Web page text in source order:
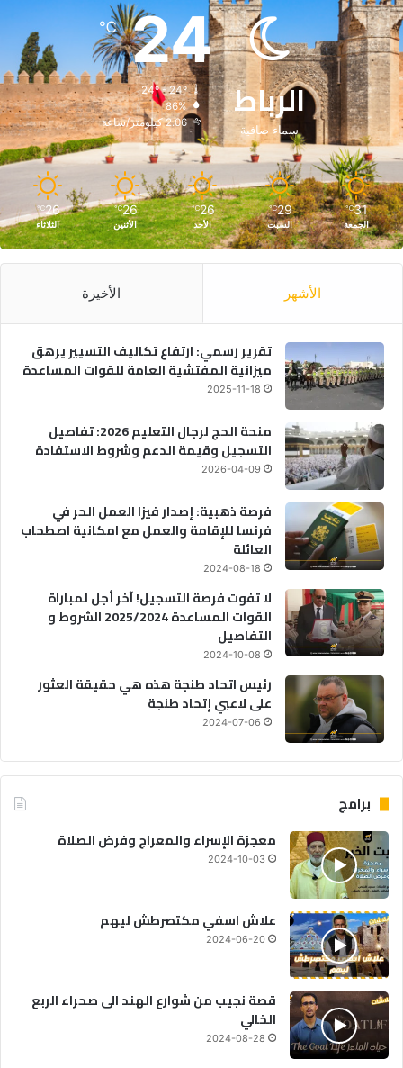
الرباط
سماء صافية
24
℃
24º - 24º
86%
2.06 كيلومتر/ساعة
31
℃
الجمعة
29
℃
السبت
26
℃
الأحد
26
℃
الأثنين
26
℃
الثلاثاء
الأشهر الأخيرة
تقرير رسمي: ارتفاع تكاليف التسيير يرهق
ميزانية المفتشية العامة للقوات المساعدة
2025-11-18
منحة الحج لرجال التعليم 2026: تفاصيل
التسجيل وقيمة الدعم وشروط الاستفادة
2026-04-09
فرصة ذهبية: إصدار فيزا العمل الحر في
فرنسا للإقامة والعمل مع امكانية اصطحاب
العائلة
2024-08-18
لا تفوت فرصة التسجيل! آخر أجل لمباراة
القوات المساعدة 2025/2024 الشروط و
التفاصيل
2024-10-08
رئيس اتحاد طنجة هذه هي حقيقة العثور
على لاعبي إتحاد طنجة
2024-07-06
برامج
معجزة الإسراء والمعراج وفرض الصلاة
2024-10-03
علاش اسفي مكتصرطش ليهم
2024-06-20
قصة نجيب من شوارع الهند الى صحراء الربع
الخالي
2024-08-28